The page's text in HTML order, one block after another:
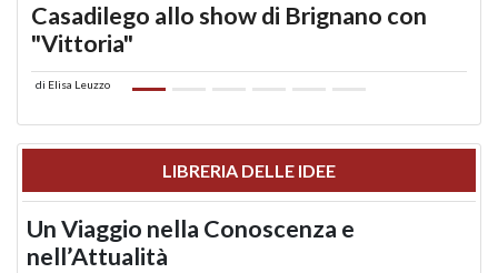
Casadilego allo show di Brignano con
"Vittoria"
di Elisa Leuzzo
LIBRERIA DELLE IDEE
Un Viaggio nella Conoscenza e
nell’Attualità